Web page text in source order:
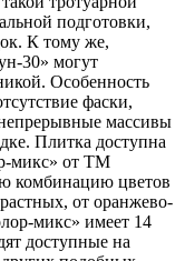
подготовки,
К тому же,
30» могут
Особенность
фаски,
непрерывные массивы
Плитка доступна
микс» от ТМ
комбинацию цветов
от оранжево-
микс» имеет 14
доступные на